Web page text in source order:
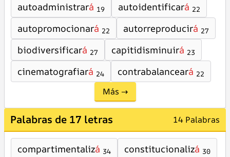
autoadministrará 19 autoidentificará 22
autopromocionará 22 autorreproducirá 27
biodiversificará 27 capitidisminuirá 23
cinematografiará 24 contrabalanceará 22
Más →
Palabras de 17 letras 14 Palabras
compartimentalizá 34 constitucionalizá 30